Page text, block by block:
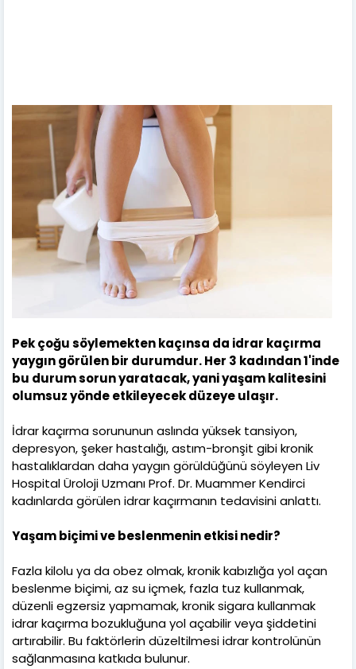
Pek çoğu söylemekten kaçınsa da idrar kaçırma
yaygın görülen bir durumdur. Her 3 kadından 1'inde
bu durum sorun yaratacak, yani yaşam kalitesini
olumsuz yönde etkileyecek düzeye ulaşır.
İdrar kaçırma sorununun aslında yüksek tansiyon,
depresyon, şeker hastalığı, astım-bronşit gibi kronik
hastalıklardan daha yaygın görüldüğünü söyleyen Liv
Hospital Üroloji Uzmanı Prof. Dr. Muammer Kendirci
kadınlarda görülen idrar kaçırmanın tedavisini anlattı.
Yaşam biçimi ve beslenmenin etkisi nedir?
Fazla kilolu ya da obez olmak, kronik kabızlığa yol açan
beslenme biçimi, az su içmek, fazla tuz kullanmak,
düzenli egzersiz yapmamak, kronik sigara kullanmak
idrar kaçırma bozukluğuna yol açabilir veya şiddetini
artırabilir. Bu faktörlerin düzeltilmesi idrar kontrolünün
sağlanmasına katkıda bulunur.